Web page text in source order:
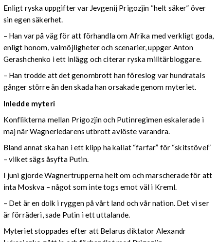
Enligt ryska uppgifter var Jevgenij Prigozjin “helt säker” över
sin egen säkerhet.
– Han var på väg för att förhandla om Afrika med verkligt goda,
enligt honom, valmöjligheter och scenarier, uppger Anton
Gerashchenko i ett inlägg och citerar ryska militärbloggare.
– Han trodde att det genombrott han föreslog var hundratals
gånger större än den skada han orsakade genom myteriet.
Inledde myteri
Konflikterna mellan Prigozjin och Putinregimen eskalerade i
maj när Wagnerledarens utbrott avlöste varandra.
Bland annat ska han i ett klipp ha kallat “farfar” för “skitstövel”
– vilket sägs åsyfta Putin.
I juni gjorde Wagnertrupperna helt om och marscherade för att
inta Moskva – något som inte togs emot väl i Kreml.
– Det är en dolk i ryggen på vårt land och vår nation. Det vi ser
är förräderi, sade Putin i ett uttalande.
Myteriet stoppades efter att Belarus diktator Alexandr